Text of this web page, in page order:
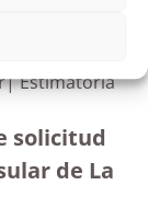
de La
Estimatoria
solicitud
de La